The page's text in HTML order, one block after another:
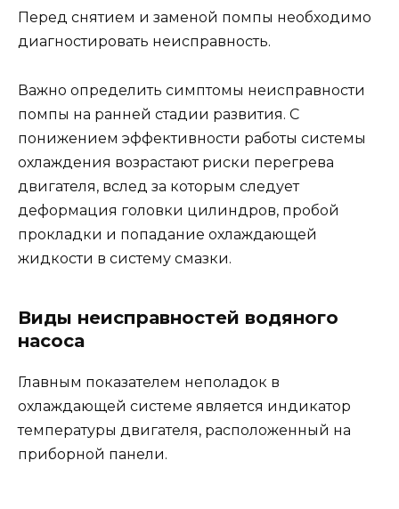
Перед снятием и заменой помпы необходимо
диагностировать неисправность.
Важно определить симптомы неисправности
помпы на ранней стадии развития. С
понижением эффективности работы системы
охлаждения возрастают риски перегрева
двигателя, вслед за которым следует
деформация головки цилиндров, пробой
прокладки и попадание охлаждающей
жидкости в систему смазки.
Виды неисправностей водяного
насоса
Главным показателем неполадок в
охлаждающей системе является индикатор
температуры двигателя, расположенный на
приборной панели.